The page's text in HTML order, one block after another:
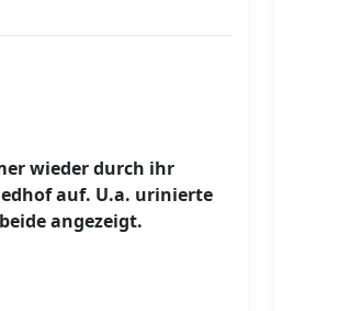
wieder durch ihr
auf. U.a. urinierte
angezeigt.